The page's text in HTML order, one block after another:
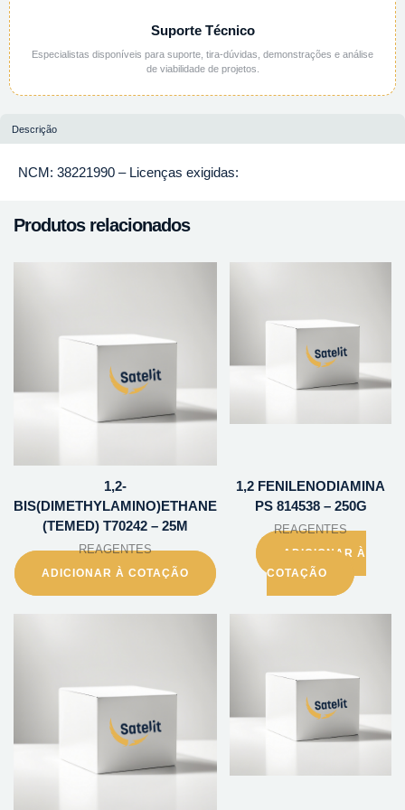
Suporte Técnico
Especialistas disponíveis para suporte, tira-dúvidas, demonstrações e análise
de viabilidade de projetos.
Descrição
NCM: 38221990 – Licenças exigidas:
Produtos relacionados
1,2-
BIS(DIMETHYLAMINO)ETHANE
(TEMED) T70242 – 25M
REAGENTES
ADICIONAR À COTAÇÃO
1,2 FENILENODIAMINA
PS 814538 – 250G
REAGENTES
ADICIONAR À
COTAÇÃO